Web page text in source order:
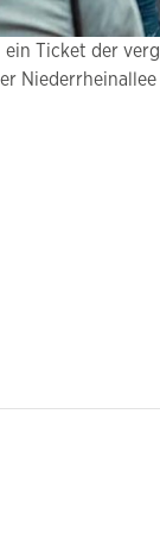
Ticket der
Niederrheinallee